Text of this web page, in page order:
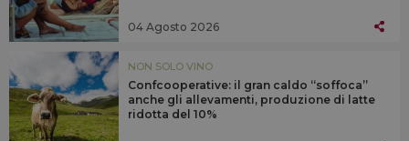
04 Agosto 2026
NON SOLO VINO
Confcooperative: il gran caldo “soffoca”
anche gli allevamenti, produzione di latte
ridotta del 10%